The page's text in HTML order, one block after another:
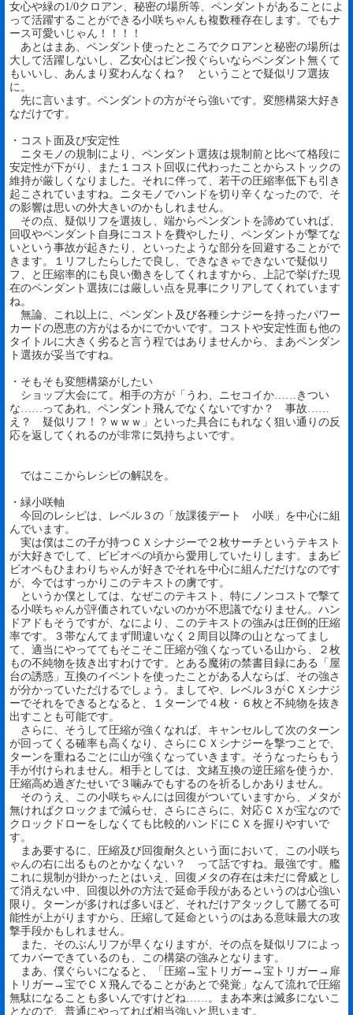
女心や緑の1/0クロアン、秘密の場所等、ペンダントがあることによ
って活躍することができる小咲ちゃんも複数種存在します。でもナ
ース可愛いじゃん！！！！
あとはまあ、ペンダント使ったところでクロアンと秘密の場所は
大して活躍しないし、乙女心はピン投ぐらいならペンダント無くて
もいいし、あんまり変わんなくね？ ということで疑似リフ選抜
に。
先に言います。ペンダントの方がそら強いです。変態構築大好き
なだけです。
・コスト面及び安定性
ニタモノの規制により、ペンダント選抜は規制前と比べて格段に
安定性が下がり、また１コスト回収に代わったことからストックの
維持が厳しくなりました。それに伴って、若干の圧縮率低下も引き
起こされていますね。ニタモノでハンドを切り辛くなったので、そ
の影響は思いの外大きいのかもしれません。
その点、疑似リフを選抜し、端からペンダントを諦めていれば、
回収やペンダント自身にコストを費やしたり、ペンダントが撃てな
いという事故が起きたり、といったような部分を回避することがで
きます。１リフしたらしたで良し、できなきゃできないで疑似リ
フ、と圧縮率的にも良い働きをしてくれますから、上記で挙げた現
在のペンダント選抜には厳しい点を見事にクリアしてくれています
ね。
無論、これ以上に、ペンダント及び各種シナジーを持ったパワー
カードの恩恵の方がはるかにでかいです。コストや安定性面も他の
タイトルに大きく劣ると言う程ではありませんから、まあペンダン
ト選抜が妥当ですね。
・そもそも変態構築がしたい
ショップ大会にて。相手の方が「うわ、ニセコイか……きつい
な……ってあれ、ペンダント飛んでなくないですか？ 事故……
え？ 疑似リフ！？ｗｗｗ」といった具合にもれなく狙い通りの反
応を返してくれるのが非常に気持ちよいです。
ではここからレシピの解説を。
・緑小咲軸
今回のレシピは、レベル３の「放課後デート 小咲」を中心に組
んでいます。
実は僕はこの子が持つＣＸシナジーで２枚サーチというテキスト
が大好きでして、ビビオペの頃から愛用していたりします。まあビ
ビオペもひまわりちゃんが好きでそれを中心に組んだだけなのです
が、今ではすっかりこのテキストの虜です。
というか僕としては、なぜこのテキスト、特にノンコストで撃て
る小咲ちゃんが評価されていないのかが不思議でなりません。ハン
ドアドもそうですが、なにより、このテキストの強みは圧倒的圧縮
率です。３帯なんてまず間違いなく２周目以降の山となってまし
て、適当にやっててもそこそこ圧縮が強くなっている山から、２枚
もの不純物を抜き出すわけです。とある魔術の禁書目録にある「屋
台の誘惑」互換のイベントを使ったことがある人ならば、その強さ
が分かっていただけるでしょう。ましてや、レベル３がＣＸシナジ
ーでそれをできるとなると、１ターンで４枚・６枚と不純物を抜き
出すことも可能です。
さらに、そうして圧縮が強くなれば、キャンセルして次のターン
が回ってくる確率も高くなり、さらにＣＸシナジーを撃つことで、
ターンを重ねるごとに山が強くなっていきます。そうなったらもう
手が付けられません。相手としては、文緒互換の逆圧縮を使うか、
圧縮高め過ぎたせいで３噛みでもするのを祈るしかありません。
そのうえ、この小咲ちゃんには回復がついていますから、メタが
無ければクロックまで減らせ、さらにさらに、対応ＣＸが宝なので
クロックドローをしなくても比較的ハンドにＣＸを握りやすいで
す。
まあ要するに、圧縮及び回復耐久という面において、この小咲ち
ゃんの右に出るものとかなくない？ って話ですね。最強です。艦
これに規制が掛かったとはいえ、回復メタの存在は未だに脅威とし
て消えない中、回復以外の方法で延命手段があるというのは心強い
限り。ターンが多ければ多いほど、それだけアタックして勝てる可
能性が上がりますから、圧縮して延命というのはある意味最大の攻
撃手段かもしれません。
また、そのぶんリフが早くなりますが、その点を疑似リフによっ
てカバーできているのも、この構築の強みとなります。
まあ、僕ぐらいになると、「圧縮→宝トリガー→宝トリガー→扉
トリガー→宝でＣＸ飛んでることがあとで発覚」なんて流れで圧縮
無駄になることも多いんですけどね……。まあ本来は滅多にないこ
となので、普通にやってれば相当強いと思います。